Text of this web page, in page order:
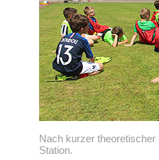
Nach kurzer
Station.